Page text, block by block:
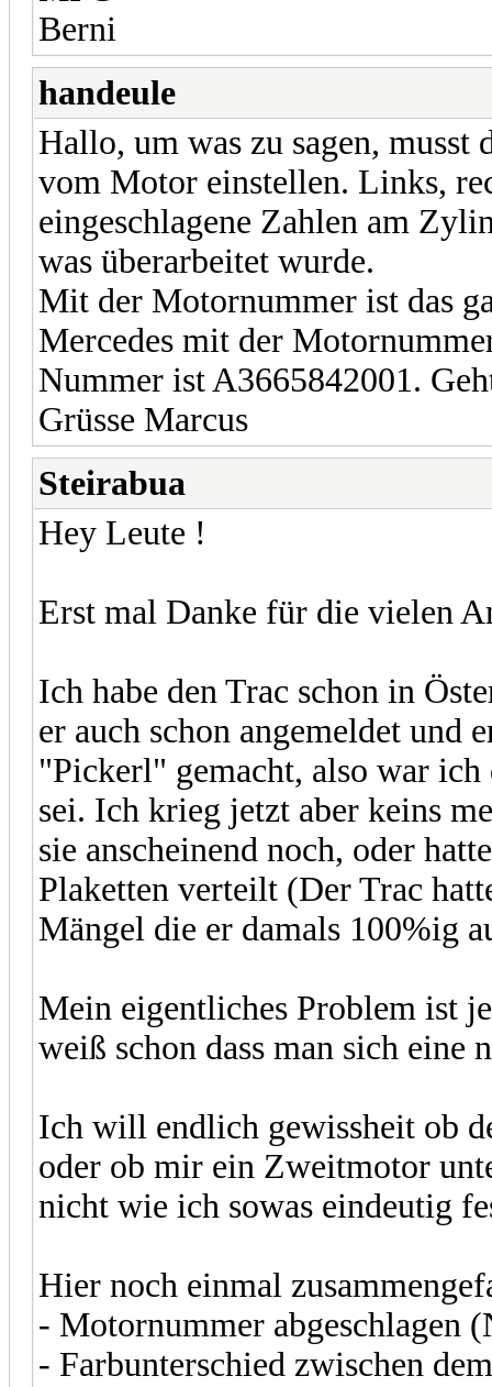
Berni
handeule
Hallo, um was zu sagen, musst
vom Motor einstellen. Links,
eingeschlagene Zahlen am
was überarbeitet wurde.
Mit der Motornummer ist das
Mercedes mit der
Nummer ist A3665842001.
Grüsse Marcus
Steirabua
Hey Leute !
Erst mal Danke für die vielen
Ich habe den Trac schon in
er auch schon angemeldet und
"Pickerl" gemacht, also war
sei. Ich krieg jetzt aber keins
sie anscheinend noch, oder
Plaketten verteilt (Der Trac
Mängel die er damals 100%ig
Mein eigentliches Problem ist
weiß schon dass man sich eine
Ich will endlich gewissheit ob
oder ob mir ein Zweitmotor
nicht wie ich sowas eindeutig
Hier noch einmal
- Motornummer abgeschlagen
- Farbunterschied zwischen